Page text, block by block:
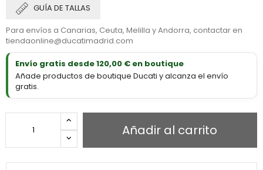
GUÍA DE TALLAS
Para envíos a Canarias, Ceuta, Melilla y Andorra, contactar en
tiendaonline@ducatimadrid.com
Envío gratis desde 120,00 € en boutique
Añade productos de boutique Ducati y alcanza el envío
gratis.
Añadir al carrito